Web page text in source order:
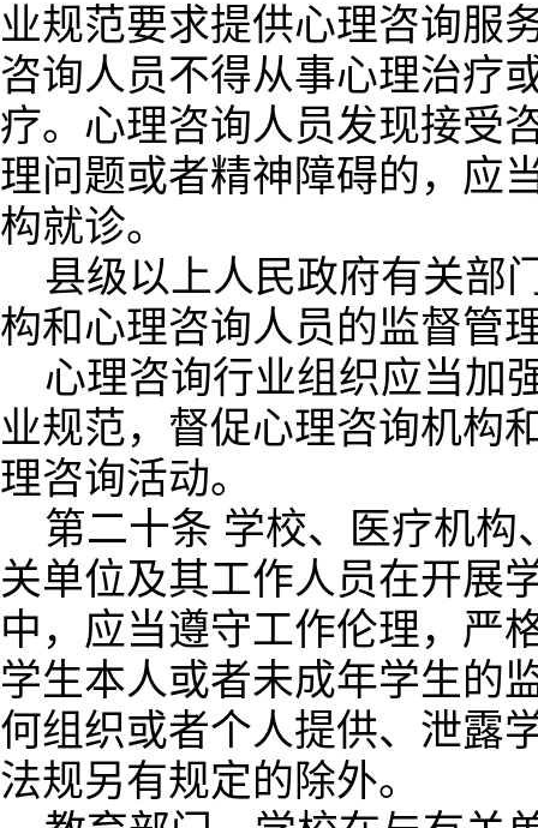
业规范要求提供心理咨询服
咨询人员不得从事心理治疗
疗。心理咨询人员发现接受
理问题或者精神障碍的，应
构就诊。
县级以上人民政府有关部
构和心理咨询人员的监督管
心理咨询行业组织应当加
业规范，督促心理咨询机构
理咨询活动。
第二十条 学校、医疗机
关单位及其工作人员在开展
中，应当遵守工作伦理，严
学生本人或者未成年学生的
何组织或者个人提供、泄露
法规另有规定的除外。